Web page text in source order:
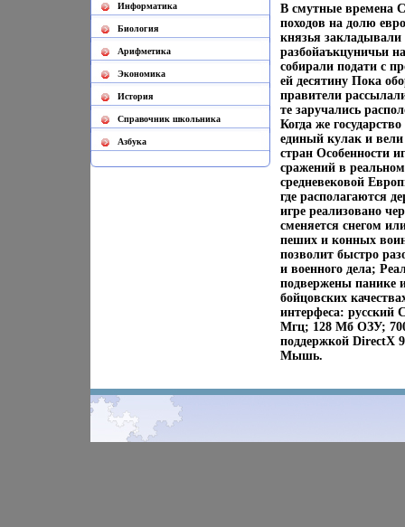
Информатика
Биология
Арифметика
Экономика
История
Cправочник школьника
Азбука
В смутные времена
походов на долю
князья закладывали
разбойаъкцуничьи
собирали подати с
ей десятину Пока
правители
те заручались
Когда же
единый кулак и вели
стран Особенности
сражений в
средневековой
где располагаются
игре реализовано
сменяется снегом
пеших и конных
позволит быстро
и военного дела;
подвержены панике
бойцовских
интерфеса: русский
Мгц; 128 Мб ОЗУ; 700
поддержкой DirectX
Мышь.